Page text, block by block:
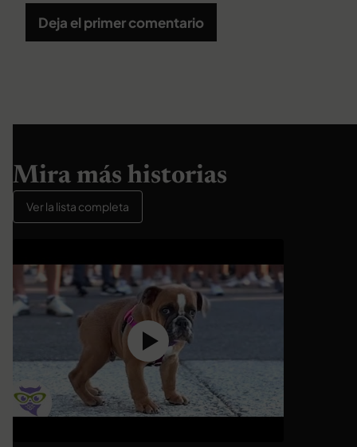
Deja el primer comentario
Mira más historias
Ver la lista completa